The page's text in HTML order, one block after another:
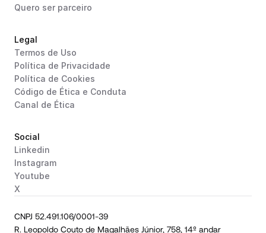
Quero ser parceiro
Legal
Termos de Uso
Política de Privacidade
Política de Cookies
Código de Ética e Conduta
Canal de Ética
Social
Linkedin
Instagram
Youtube
X
CNPJ 52.491.106/0001-39
R. Leopoldo Couto de Magalhães Júnior, 758, 14º andar